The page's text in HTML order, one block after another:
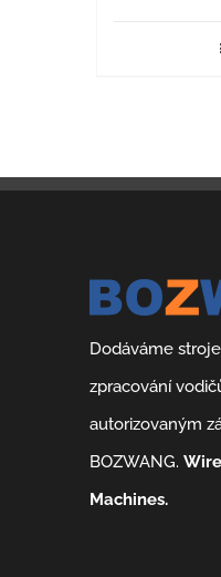
Dodáváme
zpracování
autorizovaným
BOZWANG.
Machines.